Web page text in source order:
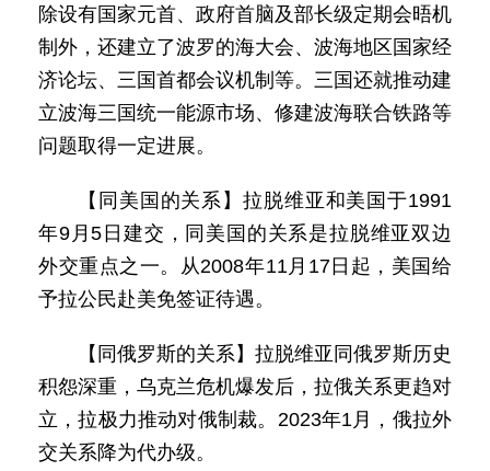
除设有国家元首、政府首脑及部长级定期会晤机
制外，还建立了波罗的海大会、波海地区国家经
济论坛、三国首都会议机制等。三国还就推动建
立波海三国统一能源市场、修建波海联合铁路等
问题取得一定进展。
【同美国的关系】拉脱维亚和美国于1991
年9月5日建交，同美国的关系是拉脱维亚双边
外交重点之一。从2008年11月17日起，美国给
予拉公民赴美免签证待遇。
【同俄罗斯的关系】拉脱维亚同俄罗斯历史
积怨深重，乌克兰危机爆发后，拉俄关系更趋对
立，拉极力推动对俄制裁。2023年1月，俄拉外
交关系降为代办级。